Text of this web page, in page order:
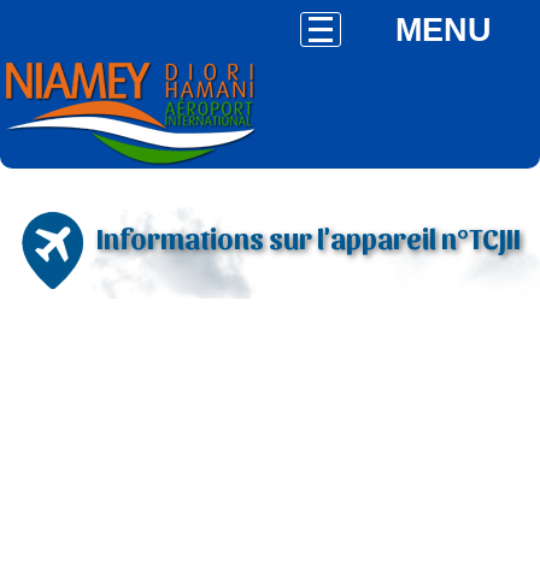
MENU
Informations sur l'appareil n°TCJII